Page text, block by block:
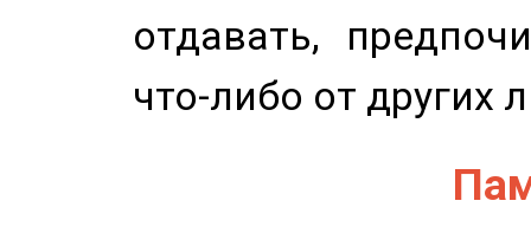
отдавать,
что-либо от других